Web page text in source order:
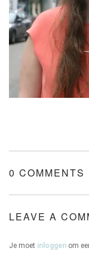
ONZE HUIZEN
0 COMMENTS
LEAVE A
Je moet inloggen om